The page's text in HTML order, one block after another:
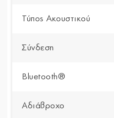
Τύπος Ακουστικού
Σύνδεση
Bluetooth®
Αδιάβροχο